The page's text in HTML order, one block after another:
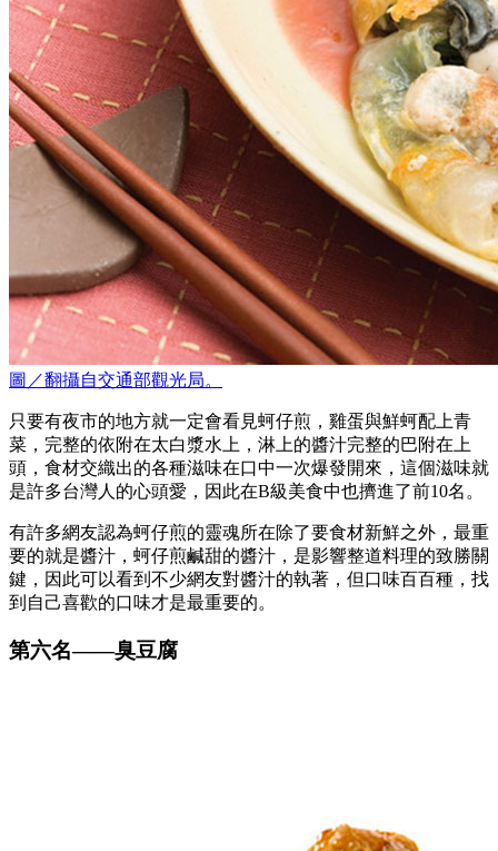
圖／翻攝自交通部觀光局。
只要有夜市的地方就一定會看見蚵仔煎，雞蛋與鮮蚵配上青
菜，完整的依附在太白漿水上，淋上的醬汁完整的巴附在上
頭，食材交織出的各種滋味在口中一次爆發開來，這個滋味就
是許多台灣人的心頭愛，因此在B級美食中也擠進了前10名。
有許多網友認為蚵仔煎的靈魂所在除了要食材新鮮之外，最重
要的就是醬汁，蚵仔煎鹹甜的醬汁，是影響整道料理的致勝關
鍵，因此可以看到不少網友對醬汁的執著，但口味百百種，找
到自己喜歡的口味才是最重要的。
第六名——臭豆腐